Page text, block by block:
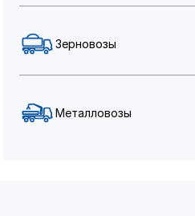
Зерновозы
Металловозы